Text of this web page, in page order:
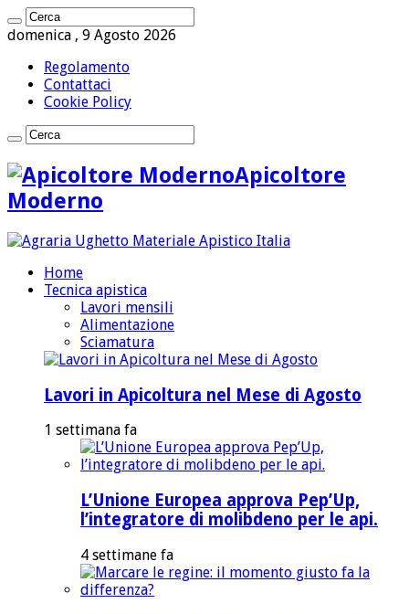
domenica , 9 Agosto 2026
Regolamento
Contattaci
Cookie Policy
Apicoltore
Moderno
Home
Tecnica apistica
Lavori mensili
Alimentazione
Sciamatura
Lavori in Apicoltura nel Mese di Agosto
1 settimana fa
L’Unione Europea approva Pep’Up,
l’integratore di molibdeno per le api.
4 settimane fa